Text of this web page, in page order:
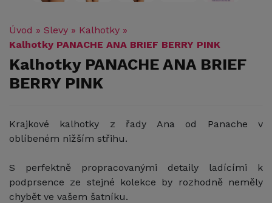
Úvod » Slevy » Kalhotky »
Kalhotky PANACHE ANA BRIEF BERRY PINK
Kalhotky PANACHE ANA BRIEF
BERRY PINK
Krajkové kalhotky z řady Ana od Panache v
oblíbeném nižším střihu.
S perfektně propracovanými detaily ladícími k
podprsence ze stejné kolekce by rozhodně neměly
chybět ve vašem šatníku.